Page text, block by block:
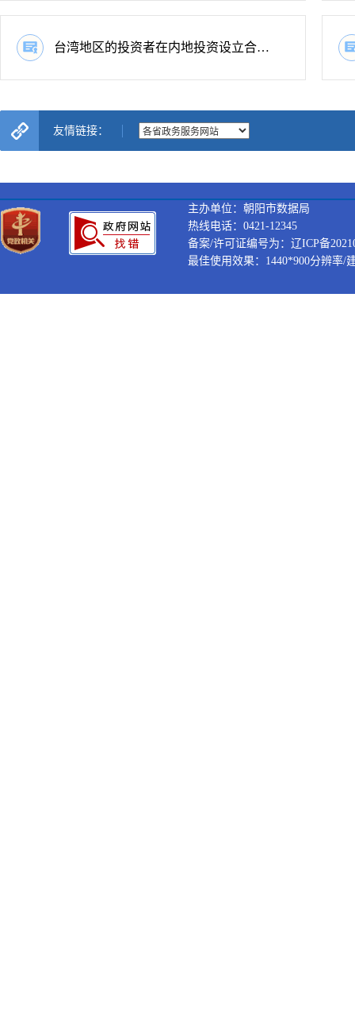
台湾地区的投资者在内地投资设立合资、合作经营的演出场所经营单位从事演出场所经营活动审批-延续
友情链接：
主办单位：朝阳市数据局
热线电话：0421-12345
备案/许可证编号为：辽ICP备
最佳使用效果：1440*900分辨率/